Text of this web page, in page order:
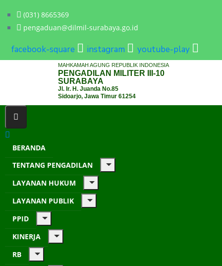
(031) 8665369
pengaduan@dilmil-surabaya.go.id
facebook-square instagram youtube-play
MAHKAMAH AGUNG REPUBLIK INDONESIA
PENGADILAN MILITER III-10
SURABAYA
Jl. Ir. H. Juanda No.85
Sidoarjo, Jawa Timur 61254
BERANDA
TENTANG PENGADILAN
LAYANAN HUKUM
LAYANAN PUBLIK
PPID
KINERJA
RB